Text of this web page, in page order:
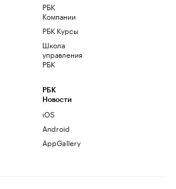
РБК
Компании
РБК Курсы
Школа
управления
РБК
РБК
Новости
iOS
Android
AppGallery